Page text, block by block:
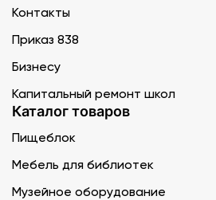
Контакты
Приказ 838
Бизнесу
Капитальный ремонт школ
Каталог товаров
Пищеблок
Мебель для библиотек
Музейное оборудование